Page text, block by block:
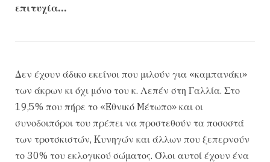
επιτυχία…
Δεν έχουν άδικο εκείνοι που μιλούν για «καμπανάκι»
των άκρων κι όχι μόνο του κ. Λεπέν στη Γαλλία. Στο
19,5% που πήρε το «Eθνικό Mέτωπο» και οι
συνοδοιπόροι του πρέπει να προστεθούν τα ποσοστά
των τροτσκιστών, Kυνηγών και άλλων που ξεπερνούν
το 30% του εκλογικού σώματος. Όλοι αυτοί έχουν ένα